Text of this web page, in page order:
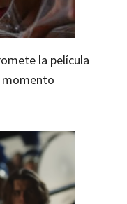
la película
momento